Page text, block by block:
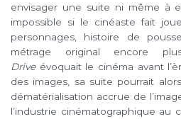
envisager une suite ni même à
impossible si le cinéaste fait
personnages, histoire de
métrage original encore
Driveévoquait le cinéma avant
des images, sa suite pourrait
dématérialisation accrue de
l’industrie cinématographique au